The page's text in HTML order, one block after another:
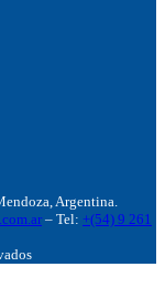
Argentina.
– Tel: +(54) 9 261